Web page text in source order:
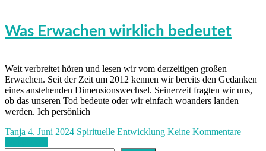
Was Erwachen wirklich bedeutet
Weit verbreitet hören und lesen wir vom derzeitigen großen
Erwachen. Seit der Zeit um 2012 kennen wir bereits den Gedanken
eines anstehenden Dimensionswechsel. Seinerzeit fragten wir uns,
ob das unseren Tod bedeute oder wir einfach woanders landen
werden. Ich persönlich
Tanja 4. Juni 2024 Spirituelle Entwicklung Keine Kommentare